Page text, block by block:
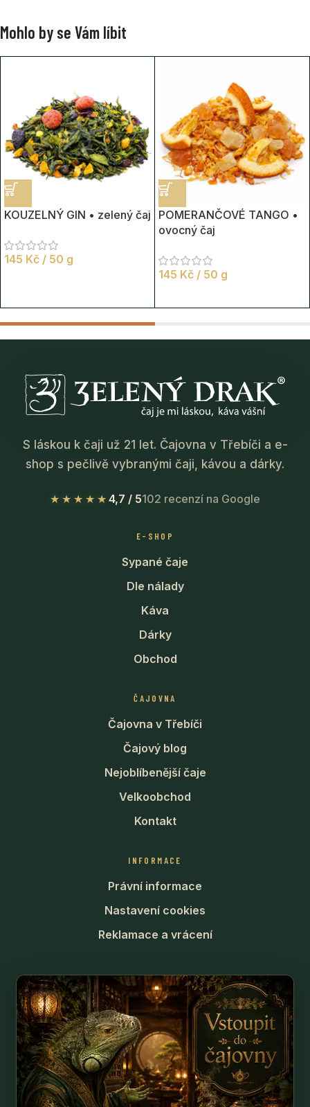
Mohlo by se Vám líbit
KOUZELNÝ GIN • zelený čaj
145 Kč / 50 g
POMERANČOVÉ TANGO •
ovocný čaj
145 Kč / 50 g
S láskou k čaji už 21 let. Čajovna v Třebíči a e-
shop s pečlivě vybranými čaji, kávou a dárky.
★★★★★ 4,7 / 5102 recenzí na Google
E-SHOP
Sypané čaje
Dle nálady
Káva
Dárky
Obchod
ČAJOVNA
Čajovna v Třebíči
Čajový blog
Nejoblíbenější čaje
Velkoobchod
Kontakt
INFORMACE
Právní informace
Nastavení cookies
Reklamace a vrácení